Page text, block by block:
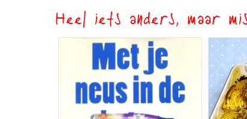
Heel iets anders, maar